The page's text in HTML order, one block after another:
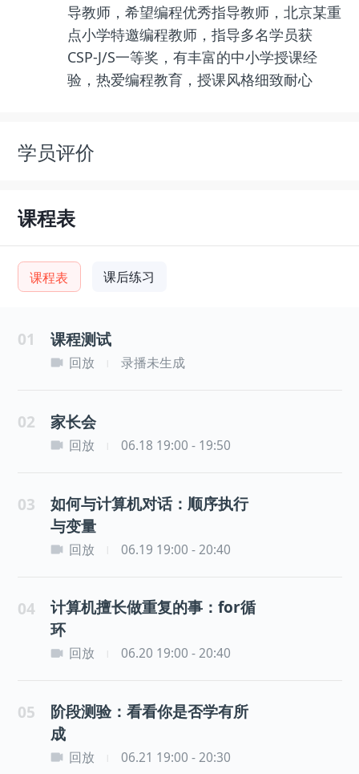
导教师，希望编程优秀指导教师，北京某重
点小学特邀编程教师，指导多名学员获
CSP-J/S一等奖，有丰富的中小学授课经
验，热爱编程教育，授课风格细致耐心
学员评价
课程表
课程表 课后练习
01 课程测试
回放 录播未生成
02 家长会
回放 06.18 19:00 - 19:50
03
如何与计算机对话：顺序执行
与变量
回放 06.19 19:00 - 20:40
04
计算机擅长做重复的事：for循
环
回放 06.20 19:00 - 20:40
05
阶段测验：看看你是否学有所
成
回放 06.21 19:00 - 20:30